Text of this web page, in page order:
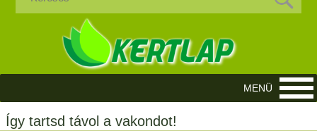
Így tartsd távol a vakondot!